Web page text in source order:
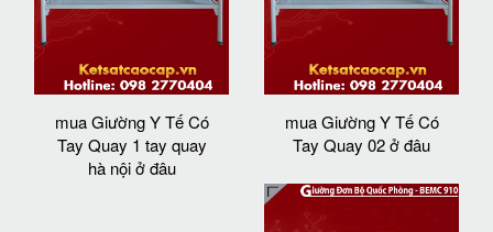
mua Giường Y Tế Có
Tay Quay 1 tay quay
hà nội ở đâu
mua Giường Y Tế Có
Tay Quay 02 ở đâu